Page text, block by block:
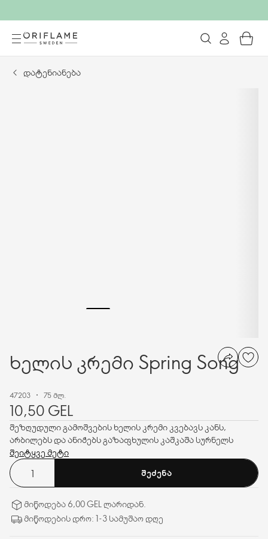
დატენიანება
ხელის კრემი Spring Song
47203 75 მლ.
10,50 GEL
შეზღუდული გამოშვების ხელის კრემი კვებავს კანს,
არბილებს და ანიჭებს გაზაფხულის კაშკაშა სურნელს
შეიტყვე მეტი
ᲨᲔᲫᲔᲜᲐ
მიწოდება 6,00 GEL ლარიდან.
მიწოდების დრო: 1-3 სამუშაო დღე